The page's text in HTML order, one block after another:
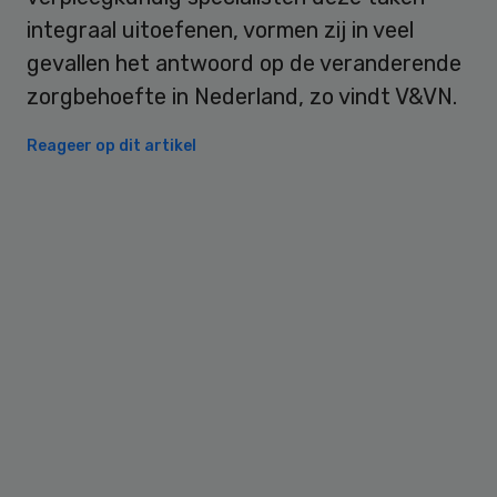
integraal uitoefenen, vormen zij in veel
gevallen het antwoord op de veranderende
zorgbehoefte in Nederland, zo vindt V&VN.
Reageer op dit artikel